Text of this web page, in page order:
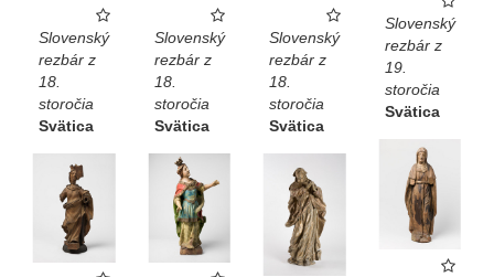
Slovenský
rezbár z
18.
storočia
Svätica
Slovenský
rezbár z
18.
storočia
Svätica
Slovenský
rezbár z
18.
storočia
Svätica
Slovenský
rezbár z
19.
storočia
Svätica